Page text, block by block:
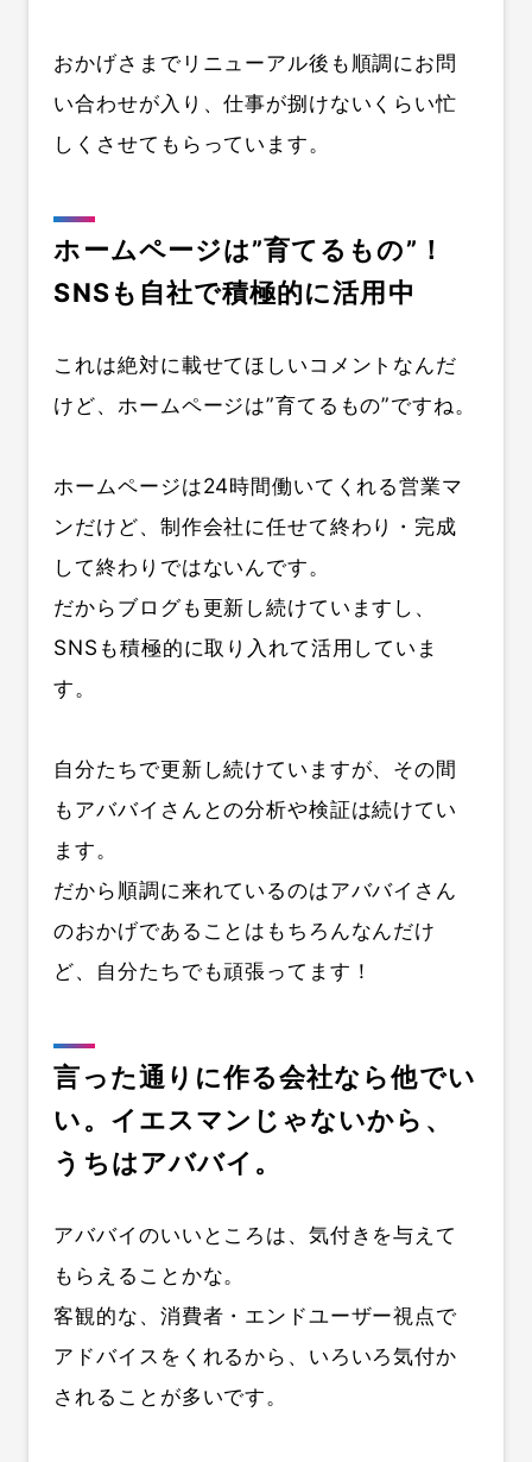
おかげさまでリニューアル後も順調にお問
い合わせが入り、仕事が捌けないくらい忙
しくさせてもらっています。
ホームページは”育てるもの”！
SNSも自社で積極的に活用中
これは絶対に載せてほしいコメントなんだ
けど、ホームページは”育てるもの”ですね。
ホームページは24時間働いてくれる営業マ
ンだけど、制作会社に任せて終わり・完成
して終わりではないんです。
だからブログも更新し続けていますし、
SNSも積極的に取り入れて活用していま
す。
自分たちで更新し続けていますが、その間
もアババイさんとの分析や検証は続けてい
ます。
だから順調に来れているのはアババイさん
のおかげであることはもちろんなんだけ
ど、自分たちでも頑張ってます！
言った通りに作る会社なら他でい
い。イエスマンじゃないから、
うちはアババイ。
アババイのいいところは、気付きを与えて
もらえることかな。
客観的な、消費者・エンドユーザー視点で
アドバイスをくれるから、いろいろ気付か
されることが多いです。